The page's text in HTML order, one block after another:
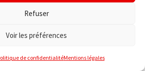
Refuser
Voir les préférences
de confidentialitéMentions légales